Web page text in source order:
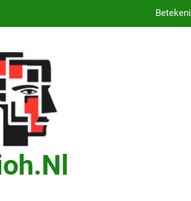
Bas Jonker Getrouwd – Alles wat we
Bas Jonker Getrouwd – Alles wat we weten